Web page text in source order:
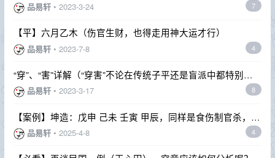
品易轩 • 2023-3-24 7
【平】六月乙木（伤官生财，也得走用神大运才行）
品易轩 • 2023-7-8 4
“穿”、“害”详解（“穿害”不论在传统子平还是盲派中都特别重
要，但少有人重视）--基础很重要！
品易轩 • 2023-3-17 8
【案例】坤造：戊申 己未 壬寅 甲辰，同样是食伤制官杀，此
例为何普通？
品易轩 • 2025-4-8 4